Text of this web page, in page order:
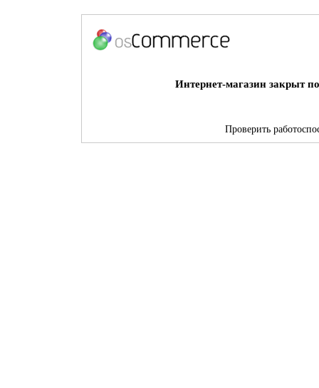
Интернет-магазин закрыт
Проверить